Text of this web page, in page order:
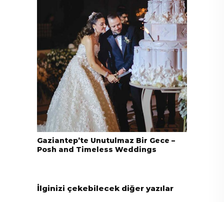
Gaziantep’te Unutulmaz Bir Gece –
Posh and Timeless Weddings
İlginizi çekebilecek diğer yazılar